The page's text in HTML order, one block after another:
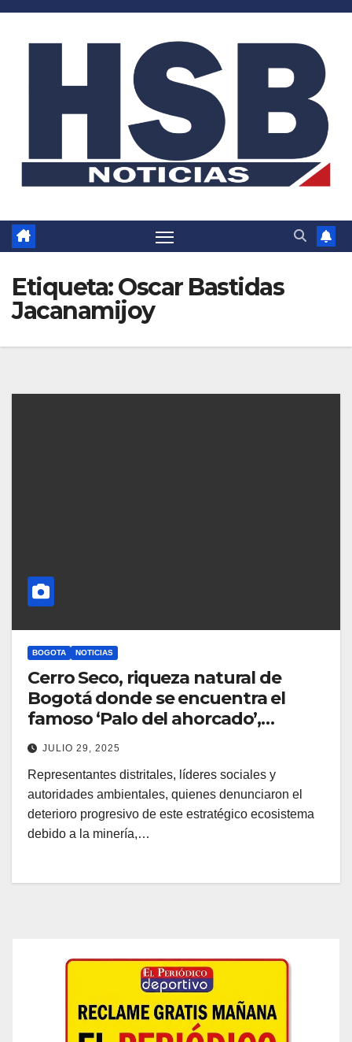
Saltar
Etiqueta:Oscar Bastidas
Jacanamijoy
BOGOTA NOTICIAS
Cerro Seco, riqueza natural de
Bogotá donde se encuentra el
famoso ‘Palo del ahorcado’,
enfrenta graves amenazas
JULIO 29, 2025
Representantes distritales, líderes sociales y
autoridades ambientales, quienes denunciaron el
deterioro progresivo de este estratégico ecosistema
debido a la minería,…